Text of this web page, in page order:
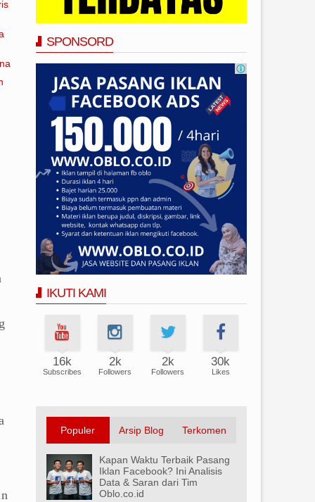
SPONSORD
IKUTI KAMI
16k
Subscribes
2k
Followers
2k
Followers
30k
Likes
Populer Arsip Blog Terkomen
Kapan Waktu Terbaik Pasang
Iklan Facebook? Ini Analisis
Data & Saran dari Tim
Oblo.co.id